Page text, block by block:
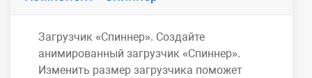
Загрузчик «Спиннер». Создайте
анимированный загрузчик «Спиннер».
Изменить размер загрузчика поможет